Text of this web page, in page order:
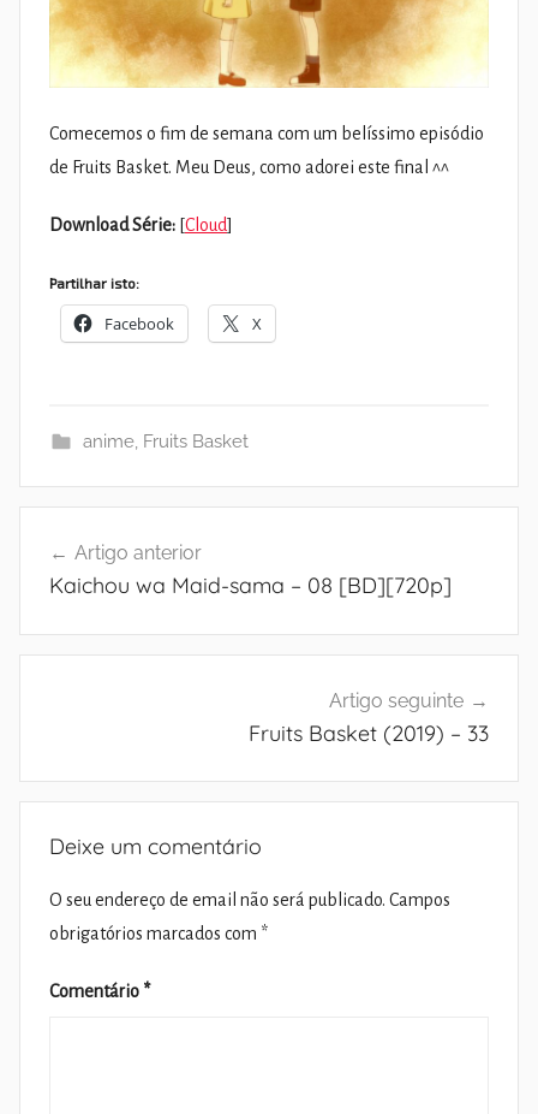
Comecemos o fim de semana com um belíssimo episódio
de Fruits Basket. Meu Deus, como adorei este final ^^
Download Série: [Cloud]
Partilhar isto:
Facebook X
anime, Fruits Basket
de
Artigo anterior
Kaichou wa Maid-sama – 08 [BD][720p]
Artigo seguinte
Fruits Basket (2019) – 33
Deixe um comentário
O seu endereço de email não será publicado. Campos
obrigatórios marcados com *
Comentário *